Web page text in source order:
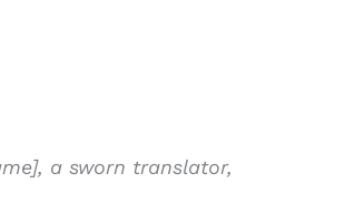
a sworn translator,